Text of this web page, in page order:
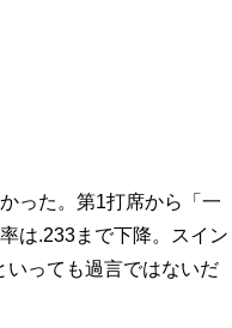
った。第1打席から「一
は.233まで下降。スイン
いっても過言ではないだ